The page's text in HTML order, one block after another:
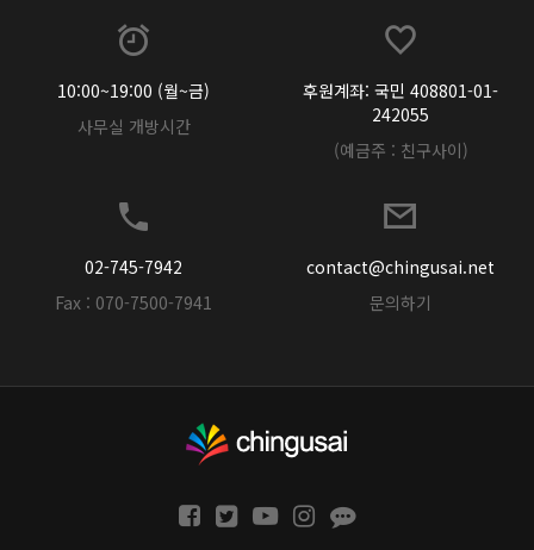
10:00~19:00 (월~금)
사무실 개방시간
후원계좌: 국민 408801-01-
242055
(예금주 : 친구사이)
02-745-7942
Fax : 070-7500-7941
contact@chingusai.net
문의하기